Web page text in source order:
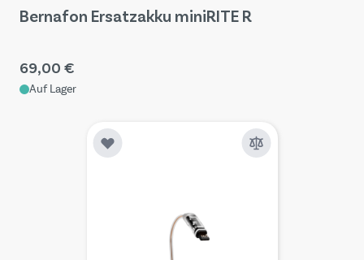
Bernafon Ersatzakku miniRITE R
69,00 €
Auf Lager